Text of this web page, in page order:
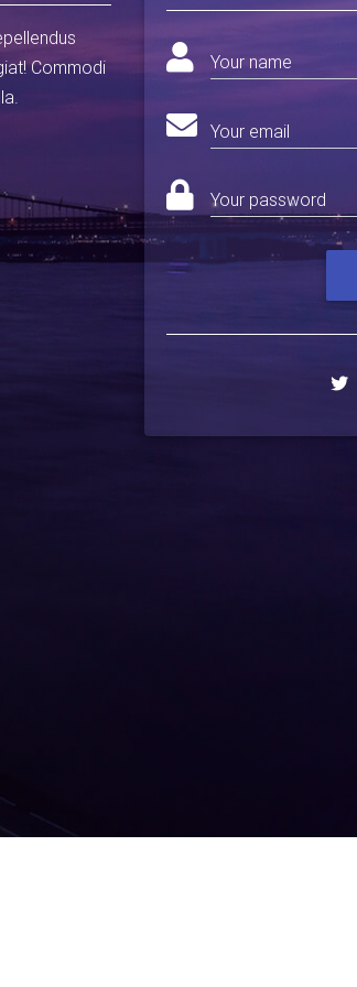
Commodi
Your name
Your email
Your password